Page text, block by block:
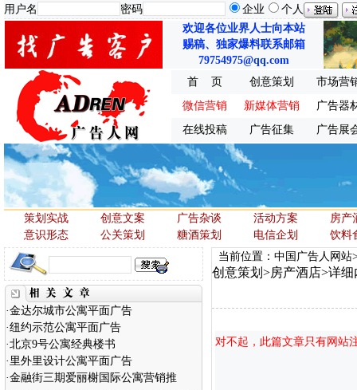
用户名 密码 企业
个人
欢迎各位业界人士向本站
赐稿、独家爆料联系邮箱
79754975@qq.com
首 页
创意策划
市场营
微信营销
新媒体营销
广告器
在线投稿
广告征集 广告展
策划实战 创意文案 广告杂谈 活动方案
房产
意识形态
公关策划 糖酒策划 电信企划 饮料
·金达尔城市公寓平面广告
·纽约示范公寓平面广告
·北京9号公寓经典楼书
· 里外里设计公寓平面广告
·金融街三期爱丽榭国际公寓营销推
当前位置：中国广告人网站
创意策划 >房产酒店>详细
对不起，此篇文章只有网站